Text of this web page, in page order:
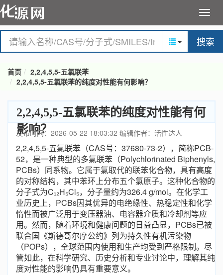
搜索
首页
2,2,4,5,5-五氯联苯
2,2,4,5,5-五氯联苯的纯度对性能有何影响？
2,2,4,5,5-五氯联苯的纯度对性能有何
影响？
发布时间：2026-05-22 18:03:32 编辑作者：活性达人
2,2,4,5,5-五氯联苯（CAS号：37680-73-2），简称PCB-
52，是一种典型的多氯联苯（Polychlorinated Biphenyls,
PCBs）同系物。它属于氯取代的联苯化合物，具有高度
的对称结构，其中苯环上分布五个氯原子。这种化合物的
分子式为C₁₂H₅Cl₅，分子量约为326.4 g/mol。在化学工
业历史上，PCBs因其优异的电绝缘性、热稳定性和化学
惰性而被广泛用于变压器油、电容器介质和冷却剂等应
用。然而，随着环境和健康问题的日益凸显，PCBs已被
联合国《斯德哥尔摩公约》列为持久性有机污染物
（POPs），全球范围内使用和生产均受到严格限制。尽
管如此，在科学研究、历史分析和专业讨论中，理解其纯
度对性能的影响仍具有重要意义。